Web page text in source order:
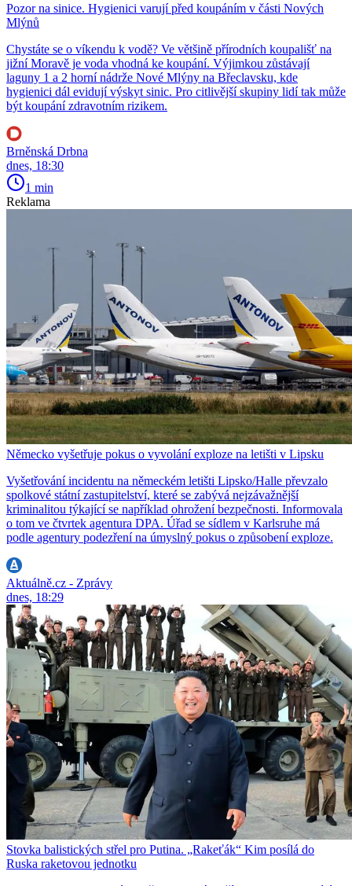
Pozor na sinice. Hygienici varují před koupáním v části Nových
Mlýnů
Chystáte se o víkendu k vodě? Ve většině přírodních koupališť na
jižní Moravě je voda vhodná ke koupání. Výjimkou zůstávají
laguny 1 a 2 horní nádrže Nové Mlýny na Břeclavsku, kde
hygienici dál evidují výskyt sinic. Pro citlivější skupiny lidí tak může
být koupání zdravotním rizikem.
Brněnská Drbna
dnes, 18:30
1 min
Reklama
Německo vyšetřuje pokus o vyvolání exploze na letišti v Lipsku
Vyšetřování incidentu na německém letišti Lipsko/Halle převzalo
spolkové státní zastupitelství, které se zabývá nejzávažnější
kriminalitou týkající se například ohrožení bezpečnosti. Informovala
o tom ve čtvrtek agentura DPA. Úřad se sídlem v Karlsruhe má
podle agentury podezření na úmyslný pokus o způsobení exploze.
Aktuálně.cz - Zprávy
dnes, 18:29
Stovka balistických střel pro Putina. „Rakeťák“ Kim posílá do
Ruska raketovou jednotku